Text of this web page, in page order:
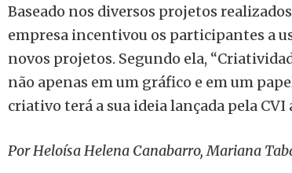
Baseado nos diversos projetos
empresa incentivou os participantes a
novos projetos. Segundo ela,
não apenas em um gráfico e em um
criativo terá a sua ideia lançada pela
Por Heloísa Helena Canabarro, Mariana